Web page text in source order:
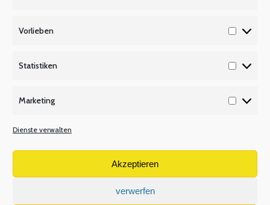
Vorlieben
Statistiken
Marketing
Dienste verwalten
Akzeptieren
verwerfen
FORTBILDUNG 22. Mai 2025
Termin und Ort: Donnerstag, 11. September 2025
Düsseldorf City Center, Ludwig-Erhard-Allee 3,
40227 Düsseldorf lehrer nrw Seminar-Nr.: 2025-
0911 In diesem Seminar werden die Grundlagen der
schulischen Suchtprävention vorgestellt. Daneben